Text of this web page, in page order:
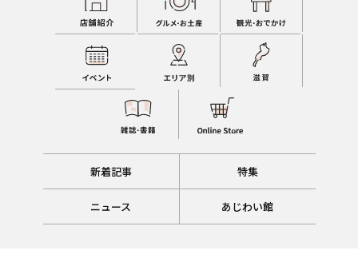
新着記事 特集
ニュース あじわい館